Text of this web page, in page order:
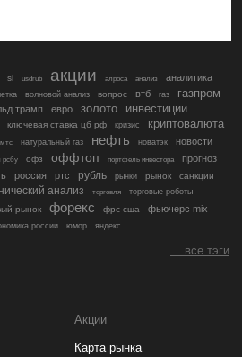
si usdrub акции алроса анализ аналитика
волновой анализ вопрос втб газ газпром
трамп евро золото инвестиции
ключевая ставка цб рф кризис криптовалюта
мтс натуральный газ нефть новатэк новости
рсбу офз оффтоп портфель инвестора
прогноз
россия ртс рубль рынки рынок санкции
анализ торговля торговые роботы
рынок форекс фрс сша фьючерс mix
россии юмор яндекс
....все тэги
Акции
Карта рынка